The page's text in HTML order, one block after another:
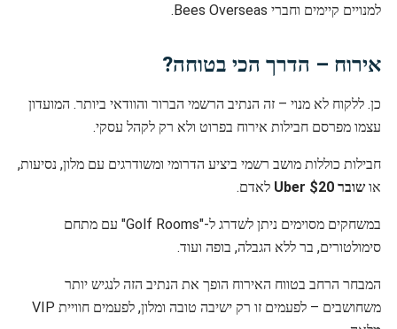
למנויים קיימים וחברי Bees Overseas.
אירוח – הדרך הכי בטוחה?
כן. ללקוח לא מנוי – זה הנתיב הרשמי הברור והוודאי ביותר. המועדון
עצמו מפרסם חבילות אירוח בפרוט ולא רק לקהל עסקי.
חבילות כוללות מושב רשמי ביציע הדרומי ומשודרגים עם מלון, נסיעות,
או שובר Uber $20 לאדם.
במשחקים מסוימים ניתן לשדרג ל-"Golf Rooms" עם מתחם
סימולטורים, בר ללא הגבלה, בופה ועוד.
המבחר הרחב בטווח האירוח הופך את הנתיב הזה לנגיש יותר
משחושבים – לפעמים זו רק ישיבה טובה ומלון, לפעמים חוויית VIP